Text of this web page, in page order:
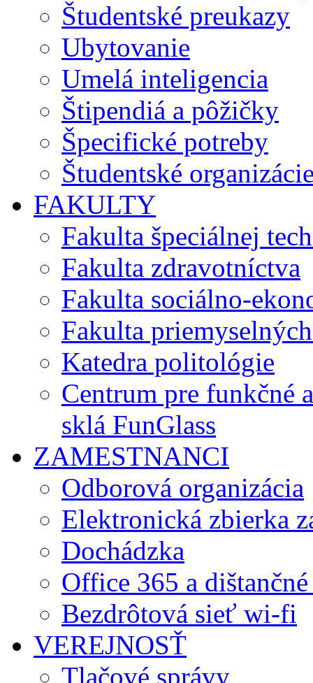
Študentské preukazy
Ubytovanie
Umelá inteligencia
Štipendiá a pôžičky
Špecifické potreby
Študentské
FAKULTY
Fakulta špeciálnej
Fakulta zdravotníctva
Fakulta sociálno-
Fakulta
Katedra politológie
Centrum pre funkčné
sklá FunGlass
ZAMESTNANCI
Odborová organizácia
Elektronická zbierka
Dochádzka
Office 365 a
Bezdrôtová sieť wi-fi
VEREJNOSŤ
Tlačové správy